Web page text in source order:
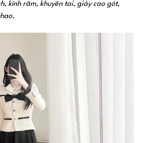
kính râm, khuyên tai, giày cao gót,